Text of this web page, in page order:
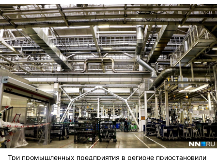
Три промышленных предприятия в регионе приостановили